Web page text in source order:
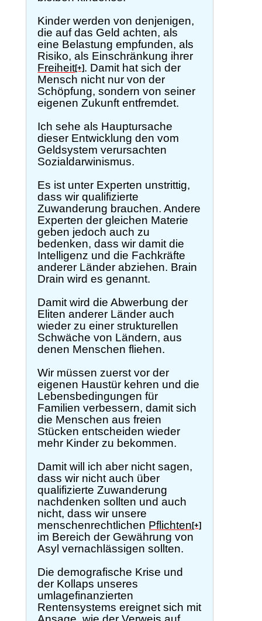
Kinder werden von denjenigen,
die auf das Geld achten, als
eine Belastung empfunden, als
Risiko, als Einschränkung ihrer
Freiheit[+] . Damit hat sich der
Mensch nicht nur von der
Schöpfung, sondern von seiner
eigenen Zukunft entfremdet.
Ich sehe als Hauptursache
dieser Entwicklung den vom
Geldsystem verursachten
Sozialdarwinismus.
Es ist unter Experten unstrittig,
dass wir qualifizierte
Zuwanderung brauchen. Andere
Experten der gleichen Materie
geben jedoch auch zu
bedenken, dass wir damit die
Intelligenz und die Fachkräfte
anderer Länder abziehen. Brain
Drain wird es genannt.
Damit wird die Abwerbung der
Eliten anderer Länder auch
wieder zu einer strukturellen
Schwäche von Ländern, aus
denen Menschen fliehen.
Wir müssen zuerst vor der
eigenen Haustür kehren und die
Lebensbedingungen für
Familien verbessern, damit sich
die Menschen aus freien
Stücken entscheiden wieder
mehr Kinder zu bekommen.
Damit will ich aber nicht sagen,
dass wir nicht auch über
qualifizierte Zuwanderung
nachdenken sollten und auch
nicht, dass wir unsere
menschenrechtlichen Pflichten[+]
im Bereich der Gewährung von
Asyl vernachlässigen sollten.
Die demografische Krise und
der Kollaps unseres
umlagefinanzierten
Rentensystems ereignet sich mit